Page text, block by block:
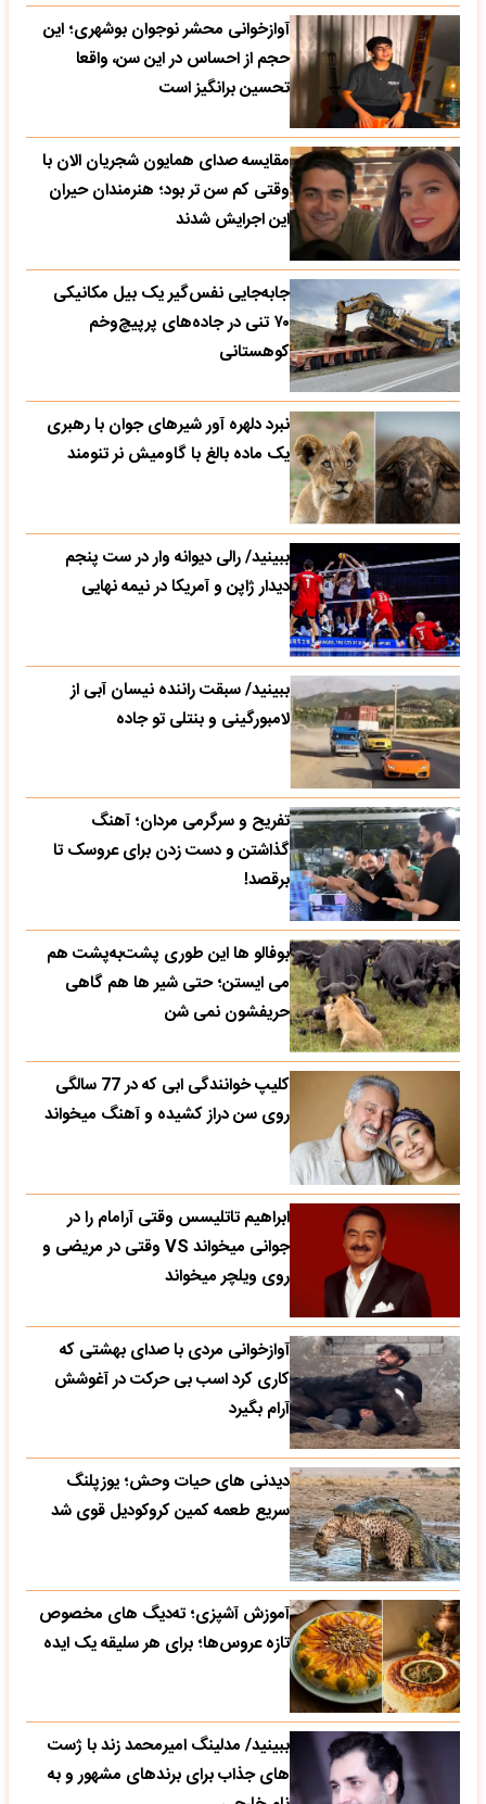
آوازخوانی محشر نوجوان بوشهری؛ این
حجم از احساس در این سن، واقعا
تحسین‌ برانگیز است
مقایسه صدای همایون شجریان الان با
وقتی کم سن تر بود؛ هنرمندان حیران
این اجرایش شدند
جابه‌جایی نفس‌گیر یک بیل مکانیکی
۷۰ تنی در جاده‌های پرپیچ‌وخم
کوهستانی
نبرد دلهره آور شیرهای جوان با رهبری
یک ماده بالغ با گاومیش نر تنومند
ببینید/ رالی دیوانه وار در ست پنجم
دیدار ژاپن و آمریکا در نیمه نهایی
ببینید/ سبقت راننده نیسان آبی از
لامبورگینی و بنتلی تو جاده
تفریح و سرگرمی مردان؛ آهنگ
گذاشتن و دست زدن برای عروسک تا
برقصد!
بوفالو ها این‌ طوری پشت‌به‌پشت هم
می‌ ایستن؛ حتی شیر ها هم گاهی
حریفشون نمی‌ شن
کلیپ خوانندگی ابی که در 77 سالگی
روی سن دراز کشیده و آهنگ میخواند
ابراهیم تاتلیسس وقتی آرامام را در
جوانی میخواند VS وقتی در مریضی و
روی ویلچر میخواند
آوازخوانی مردی با صدای بهشتی که
کاری کرد اسب بی حرکت در آغوشش
آرام بگیرد
دیدنی های حیات وحش؛ یوزپلنگ
سریع طعمه کمین کروکودیل قوی شد
آموزش آشپزی؛ ته‌دیگ‌ های مخصوص
تازه‌ عروس‌ها؛ برای هر سلیقه یک ایده
ببینید/ مدلینگ امیرمحمد زند با ژست
های جذاب برای برندهای مشهور و به